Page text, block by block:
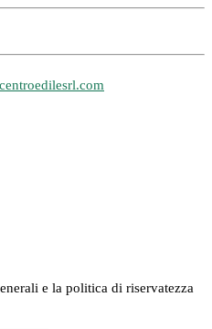
e la politica di riservatezza